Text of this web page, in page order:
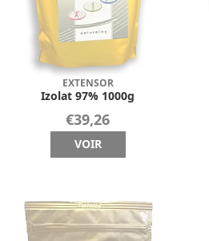
EXTENSOR
Izolat 97% 1000g
€39,26
VOIR